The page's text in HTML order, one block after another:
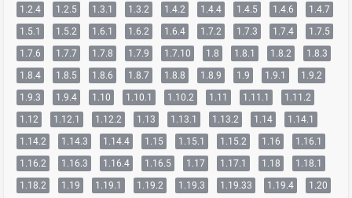
1.2.4
1.2.5 1.3.1 1.3.2 1.4.2 1.4.4 1.4.5 1.4.6
1.4.7
1.5.1
1.5.2 1.6.1 1.6.2 1.6.4 1.7.2 1.7.3 1.7.4
1.7.5
1.7.6
1.7.7 1.7.8 1.7.9 1.7.10 1.8 1.8.1 1.8.2
1.8.3
1.8.4
1.8.5 1.8.6 1.8.7 1.8.8 1.8.9 1.9 1.9.1
1.9.2
1.9.3
1.9.4 1.10 1.10.1 1.10.2 1.11 1.11.1
1.11.2
1.12
1.12.1 1.12.2 1.13 1.13.1 1.13.2 1.14
1.14.1
1.14.2
1.14.3 1.14.4 1.15 1.15.1 1.15.2 1.16
1.16.1
1.16.2
1.16.3 1.16.4 1.16.5 1.17 1.17.1 1.18
1.18.1
1.18.2
1.19 1.19.1 1.19.2 1.19.3 1.19.33 1.19.4
1.20